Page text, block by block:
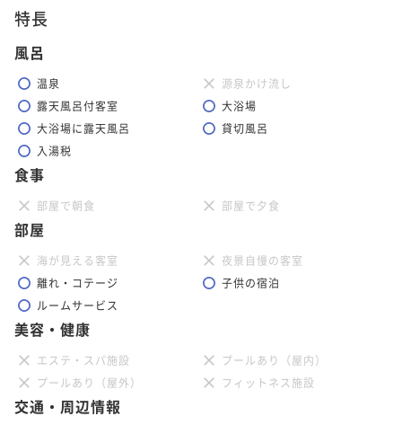
特長
風呂
温泉
源泉かけ流し
露天風呂付客室
大浴場
大浴場に露天風呂
貸切風呂
入湯税
食事
部屋で朝食 部屋で夕食
部屋
海が見える客室
夜景自慢の客室
離れ・コテージ
子供の宿泊
ルームサービス
美容・健康
エステ・スパ施設
プールあり（屋内）
プールあり（屋外）
フィットネス施設
交通・周辺情報